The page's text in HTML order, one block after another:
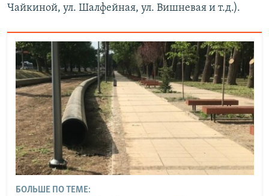
Чайкиной, ул. Шалфейная, ул. Вишневая и т.д.).
БОЛЬШЕ ПО ТЕМЕ: